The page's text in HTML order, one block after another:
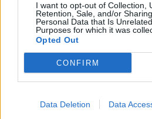
I want to opt-out of Collection,
Retention, Sale, and/or
Personal Data that Is
Purposes for which it was
Opted Out
CONFIRM
Data Deletion Data